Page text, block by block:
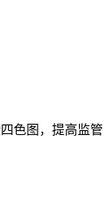
色图，提高监管